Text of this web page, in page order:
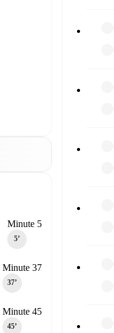
Minute 5
5‎’‎
Minute 37
37‎’‎
Minute 45
45‎’‎